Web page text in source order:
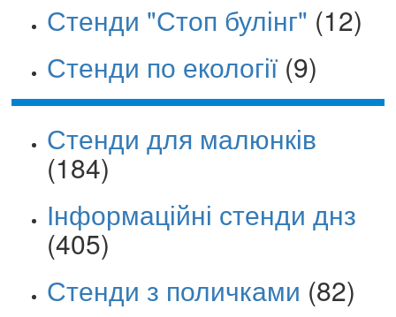
Стенди "Стоп булінг" (12)
Стенди по екології (9)
Стенди для малюнків
(184)
Інформаційні стенди днз
(405)
Стенди з поличками (82)